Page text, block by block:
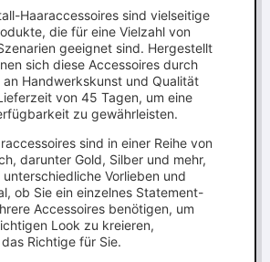
Haaraccessoires sind vielseitige
die für eine Vielzahl von
geeignet sind. Hergestellt
sich diese Accessoires durch
an Handwerkskunst und Qualität
von 45 Tagen, um eine
zu gewährleisten.
sind in einer Reihe von
darunter Gold, Silber und mehr,
Vorlieben und
ob Sie ein einzelnes Statement-
Accessoires benötigen, um
Look zu kreieren,
das Richtige für Sie.